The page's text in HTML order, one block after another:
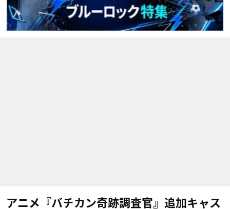
アニメ『バチカン奇跡調査官』追加キャス